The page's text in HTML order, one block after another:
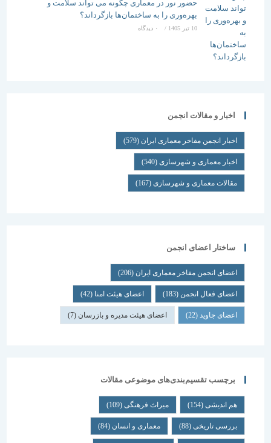
حضور نور در معماری چگونه می تواند سلامت و
بهره‌وری را به ساختمان‌ها بازگرداند؟
/ ۰ دیدگاه
اخبار و مقالات انجمن
اخبار انجمن مفاخر معماری ایران (579)
اخبار معماری و شهرسازی(540)
مقالات معماری و شهرسازی(167)
ساختار اعضای انجمن
اعضای انجمن مفاخر معماری ایران (206)
اعضای فعال انجمن(183) اعضای هیئت امنا(42)
اعضای جاوید(22) اعضای هیئت مدیره و بازرسان(7)
برچسب تقسیم‌بندی‌های موضوعی مقالات
هم اندیشی (154) میراث فرهنگی (109)
بررسی تاریخی (88) معماری و انسان (84)